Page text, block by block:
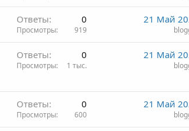
Ответы 0
Просмотры 919
21 Май
Ответы 0
Просмотры 1 тыс.
21 Май
Ответы 0
Просмотры 600
21 Май